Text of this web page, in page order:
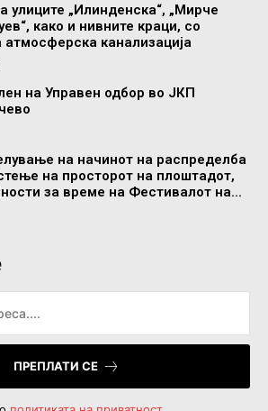
улиците „Илинденска“, „Мирче
како и нивните краци, со
атмосферска канализација
на Управен одбор во ЈКП
на начинот на распределба
на просторот на плоштадот,
за време на Фестивалот на...
ПРЕПЛАТИ СЕ